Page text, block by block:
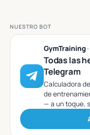
NUESTRO BOT
GymTraining
Todas las
Telegram
Calculadora
de
— a un toque,